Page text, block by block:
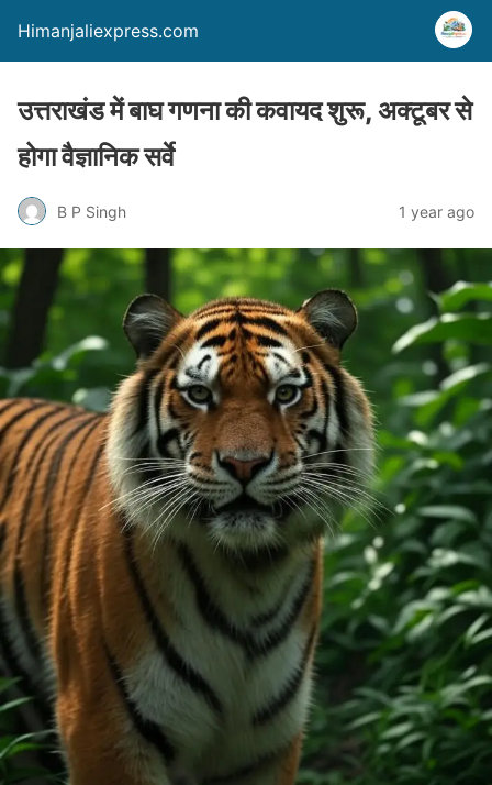
Himanjaliexpress.com
उत्तराखंड में बाघ गणना की कवायद शुरू, अक्टूबर से
होगा वैज्ञानिक सर्वे
B P Singh 1 year ago